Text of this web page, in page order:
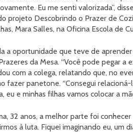
Eu me senti valorizada”,
projeto Descobrindo o Prazer de
Mara Salles, na Oficina Escola de
a oportunidade que teve de
da Mesa. “Você pode pegar a
com a colega, relatando que, no
fazer panetone. “Consegui
eu e minhas filhas vamos colocar a
32 anos, a melhor parte foi
à luta. Fiquei imaginando eu, um